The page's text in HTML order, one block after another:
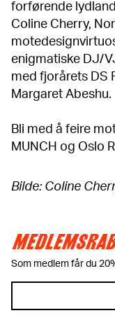
forførende
Coline Cherry,
enigmatiske DJ/
med fjorårets DS
Margaret Abeshu.
Bli med å feire
MUNCH og Oslo
Bilde: Coline
Som medlem får du